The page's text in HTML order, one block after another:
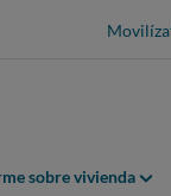
sobre vivienda